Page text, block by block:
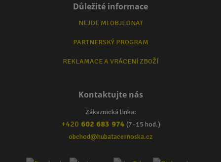
Důležité informace
NEJDE MI OBJEDNAT
PARTNERSKÝ PROGRAM
REKLAMACE A VRÁCENÍ ZBOŽÍ
Kontaktujte nás
Zákaznická linka:
+420 602 683 974 (7–15 hod.)
obchod@hubatacernoska.cz